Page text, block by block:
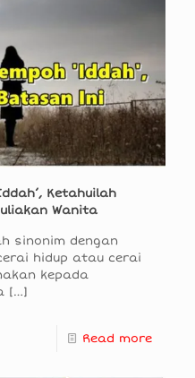
Ketahuilah
Wanita
sinonim dengan
hidup atau cerai
kepada
[…]
Read more